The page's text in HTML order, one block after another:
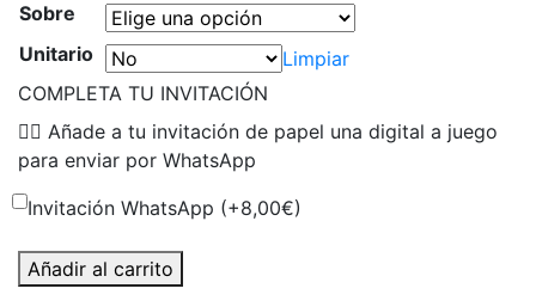
Sobre
Unitario
Limpiar
COMPLETA TU INVITACIÓN
👉🏻 Añade a tu invitación de papel una digital a juego
para enviar por WhatsApp
Invitación WhatsApp (+8,00€)
Invitaciones
tropicales
Añadir al carrito